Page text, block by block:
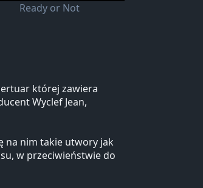
Ready or Not
której zawiera
Wyclef Jean,
na nim takie utwory jak
w przeciwieństwie do